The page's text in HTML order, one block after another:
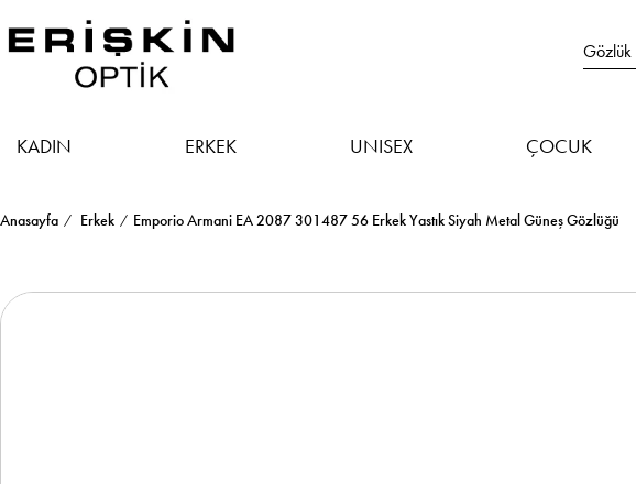
KADIN ERKEK UNISEX ÇOCUK
Anasayfa Erkek Emporio Armani EA 2087 301487 56 Erkek Yastık Siyah Metal Güneş Gözlüğü